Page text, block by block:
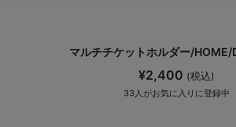
マルチチケットホルダー/HOME/
¥2,400 (税込)
33 人がお気に入りに登録中